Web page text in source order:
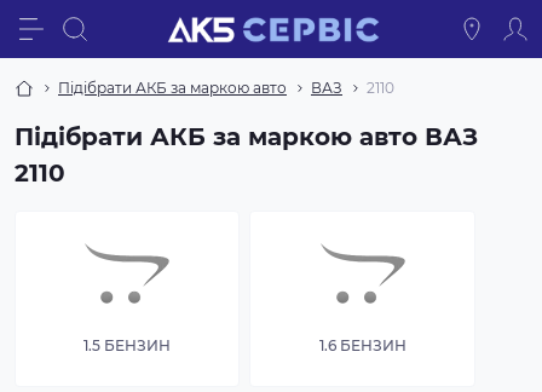
Підібрати АКБ за маркою авто ВАЗ 2110
Підібрати АКБ за маркою авто ВАЗ
2110
1.5 БЕНЗИН 1.6 БЕНЗИН